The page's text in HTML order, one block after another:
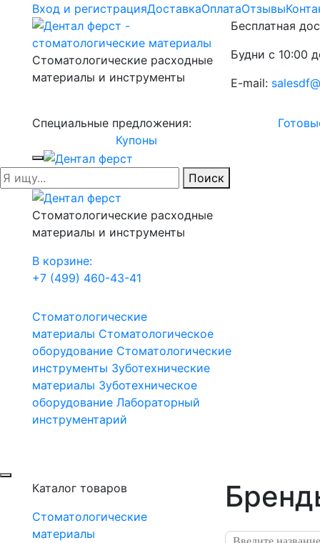
Вход и регистрацияДоставкаОплатаОтзывы
Стоматологические расходные
материалы и инструменты
Бесплатная
Будни с 10:00
E-mail:
Специальные предложения:
Купоны
Поиск
Стоматологические расходные
материалы и инструменты
В корзине:
+7 (499) 460-43-41
Стоматологические
материалы Стоматологическое
оборудование Стоматологические
инструменты Зуботехнические
материалы Зуботехническое
оборудование Лабораторный
инструментарий
Каталог товаров
Стоматологические
материалы